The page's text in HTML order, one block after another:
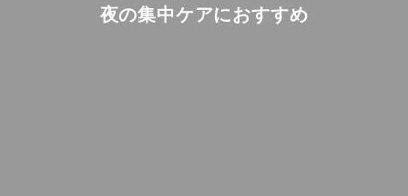
夜の集中ケアにおすすめ